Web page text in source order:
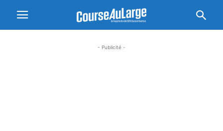
- Publicité -